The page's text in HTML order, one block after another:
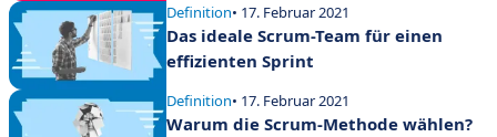
Definition• 17. Februar 2021
Das ideale Scrum-Team für einen
effizienten Sprint
Definition• 17. Februar 2021
Warum die Scrum-Methode wählen?